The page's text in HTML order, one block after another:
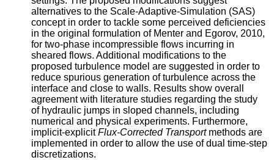
alternatives to the Scale‐Adaptive‐Simulation (SAS)
concept in order to tackle some perceived deficiencies
in the original formulation of Menter and Egorov, 2010,
for two‐phase incompressible flows incurring in
sheared flows. Additional modifications to the
proposed turbulence model are suggested in order to
reduce spurious generation of turbulence across the
interface and close to walls. Results show overall
agreement with literature studies regarding the study
of hydraulic jumps in sloped channels, including
numerical and physical experiments. Furthermore,
implicit‐explicitFlux‐Corrected Transport methods are
implemented in order to allow the use of dual time‐step
discretizations.